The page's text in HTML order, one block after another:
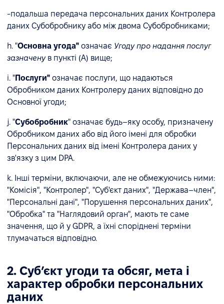
-подальша передача персональних даних Контролера
даних Субобробнику або між двома Субобробниками;
h. "Основна угода" означає Угоду про надання послуг
зазначену в пункті (А) вище;
i. "Послуги" означає послуги, що надаються
Обробником даних Контролеру даних відповідно до
Основної угоди;
j. "Субобробник" означає будь–яку особу, призначену
Обробником даних або від його імені для обробки
Персональних даних від імені Контролера даних у
зв'язку з цим DPA.
k. Інші терміни, включаючи, але не обмежуючись ними:
"Комісія", "Контролер", "Суб'єкт даних", "Держава–член",
"Персональні дані", "Порушення персональних даних",
"Обробка" та "Наглядовий орган", мають те саме
значення, що й у GDPR, а їхні споріднені терміни
тлумачаться відповідно.
2. Субʼєкт угоди та обсяг, мета і
характер обробки персональних
даних